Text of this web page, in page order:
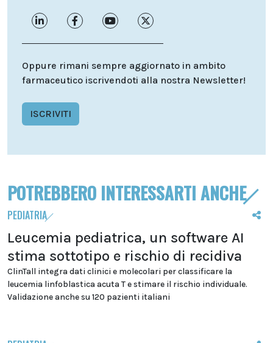
Oppure rimani sempre aggiornato in ambito
farmaceutico iscrivendoti alla nostra Newsletter!
ISCRIVITI
POTREBBERO INTERESSARTI ANCHE
PEDIATRIA
Leucemia pediatrica, un software AI
stima sottotipo e rischio di recidiva
ClinTall integra dati clinici e molecolari per classificare la
leucemia linfoblastica acuta T e stimare il rischio individuale.
Validazione anche su 120 pazienti italiani